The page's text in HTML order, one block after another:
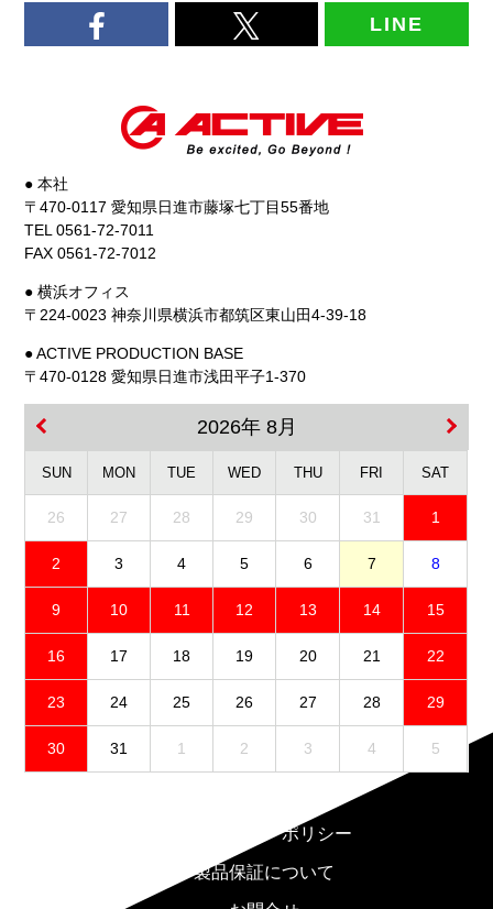
LINE
● 本社
〒470-0117 愛知県日進市藤塚七丁目55番地
TEL 0561-72-7011
FAX 0561-72-7012
● 横浜オフィス
〒224-0023 神奈川県横浜市都筑区東山田4-39-18
● ACTIVE PRODUCTION BASE
〒470-0128 愛知県日進市浅田平子1-370
2026年 8月
SUN MON TUE WED THU FRI SAT
26 27 28 29 30 31 1
2 3 4 5 6 7 8
9 10 11 12 13 14 15
16 17 18 19 20 21 22
23 24 25 26 27 28 29
30 31 1 2 3 4 5
プライバシーポリシー
製品保証について